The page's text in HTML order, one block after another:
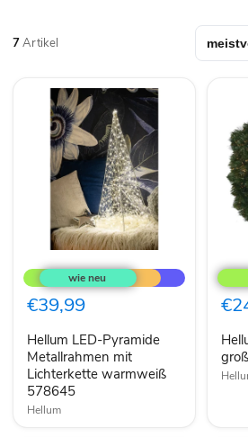
7Artikel
LED-
Pyramide
Metallrahmen
mit
warmweiß
578645
€39,99
Hellum LED-Pyramide
Metallrahmen mit
Lichterkette warmweiß
578645
Hellum
LED-
groß